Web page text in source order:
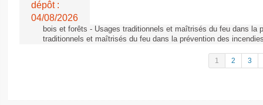
dépôt :
04/08/2026
bois et forêts - Usages traditionnels et maîtrisés du feu dans la
traditionnels et maîtrisés du feu dans la prévention des
1 2 3